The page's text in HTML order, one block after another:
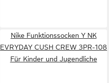
Nike Funktionssocken Y NK
EVRYDAY CUSH CREW 3PR-108
Für Kinder und Jugendliche